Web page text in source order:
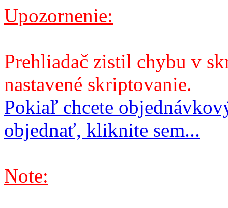
Upozornenie:
Prehliadač zistil chybu v
nastavené skriptovanie.
Pokiaľ chcete
objednať, kliknite sem...
Note: